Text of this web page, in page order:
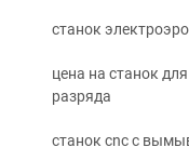
станок
цена на станок
разряда
станок cnc с